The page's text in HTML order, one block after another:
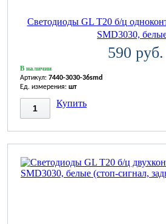
Светодиоды GL T20 б/ц
SMD3030,
590 руб.
В наличии
Артикул: 7440-3030-36smd
Ед. измерения: шт
Купить